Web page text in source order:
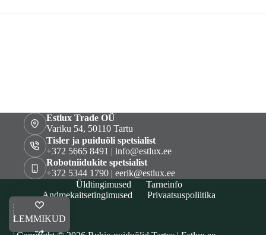
Estlux Trade OÜ
Variku 54, 50110 Tartu
Tisler ja puiduõli spetsialist
+372 5665 8491 | info@estlux.ee
Robotniidukite spetsialist
+372 5344 1790 | eerik@estlux.ee
Üldtingimused
Tarneinfo
Andmekaitsetingimused
Privaatsuspoliitika
LEMMIKUD